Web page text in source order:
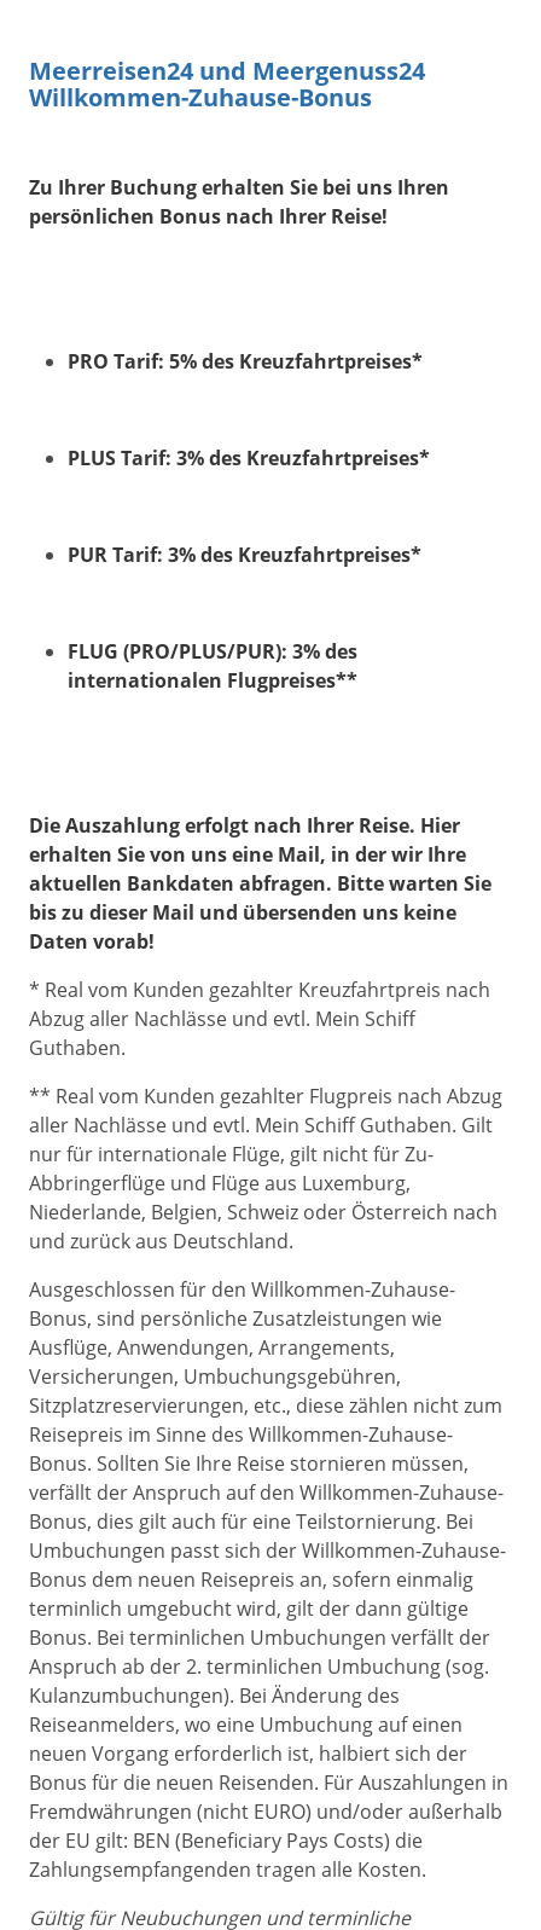
Meerreisen24 und Meergenuss24
Willkommen-Zuhause-Bonus
Zu Ihrer Buchung erhalten Sie bei uns Ihren
persönlichen Bonus nach Ihrer Reise!
PRO Tarif: 5% des Kreuzfahrtpreises*
PLUS Tarif: 3% des Kreuzfahrtpreises*
PUR Tarif: 3% des Kreuzfahrtpreises*
FLUG (PRO/PLUS/PUR): 3% des
internationalen Flugpreises**
Die Auszahlung erfolgt nach Ihrer Reise. Hier
erhalten Sie von uns eine Mail, in der wir Ihre
aktuellen Bankdaten abfragen. Bitte warten Sie
bis zu dieser Mail und übersenden uns keine
Daten vorab!
* Real vom Kunden gezahlter Kreuzfahrtpreis nach
Abzug aller Nachlässe und evtl. Mein Schiff
Guthaben.
** Real vom Kunden gezahlter Flugpreis nach Abzug
aller Nachlässe und evtl. Mein Schiff Guthaben. Gilt
nur für internationale Flüge, gilt nicht für Zu-
Abbringerflüge und Flüge aus Luxemburg,
Niederlande, Belgien, Schweiz oder Österreich nach
und zurück aus Deutschland.
Ausgeschlossen für den Willkommen-Zuhause-
Bonus, sind persönliche Zusatzleistungen wie
Ausflüge, Anwendungen, Arrangements,
Versicherungen, Umbuchungsgebühren,
Sitzplatzreservierungen, etc., diese zählen nicht zum
Reisepreis im Sinne des Willkommen-Zuhause-
Bonus. Sollten Sie Ihre Reise stornieren müssen,
verfällt der Anspruch auf den Willkommen-Zuhause-
Bonus, dies gilt auch für eine Teilstornierung. Bei
Umbuchungen passt sich der Willkommen-Zuhause-
Bonus dem neuen Reisepreis an, sofern einmalig
terminlich umgebucht wird, gilt der dann gültige
Bonus. Bei terminlichen Umbuchungen verfällt der
Anspruch ab der 2. terminlichen Umbuchung (sog.
Kulanzumbuchungen). Bei Änderung des
Reiseanmelders, wo eine Umbuchung auf einen
neuen Vorgang erforderlich ist, halbiert sich der
Bonus für die neuen Reisenden. Für Auszahlungen in
Fremdwährungen (nicht EURO) und/oder außerhalb
der EU gilt: BEN (Beneficiary Pays Costs) die
Zahlungsempfangenden tragen alle Kosten.
Gültig für Neubuchungen und terminliche